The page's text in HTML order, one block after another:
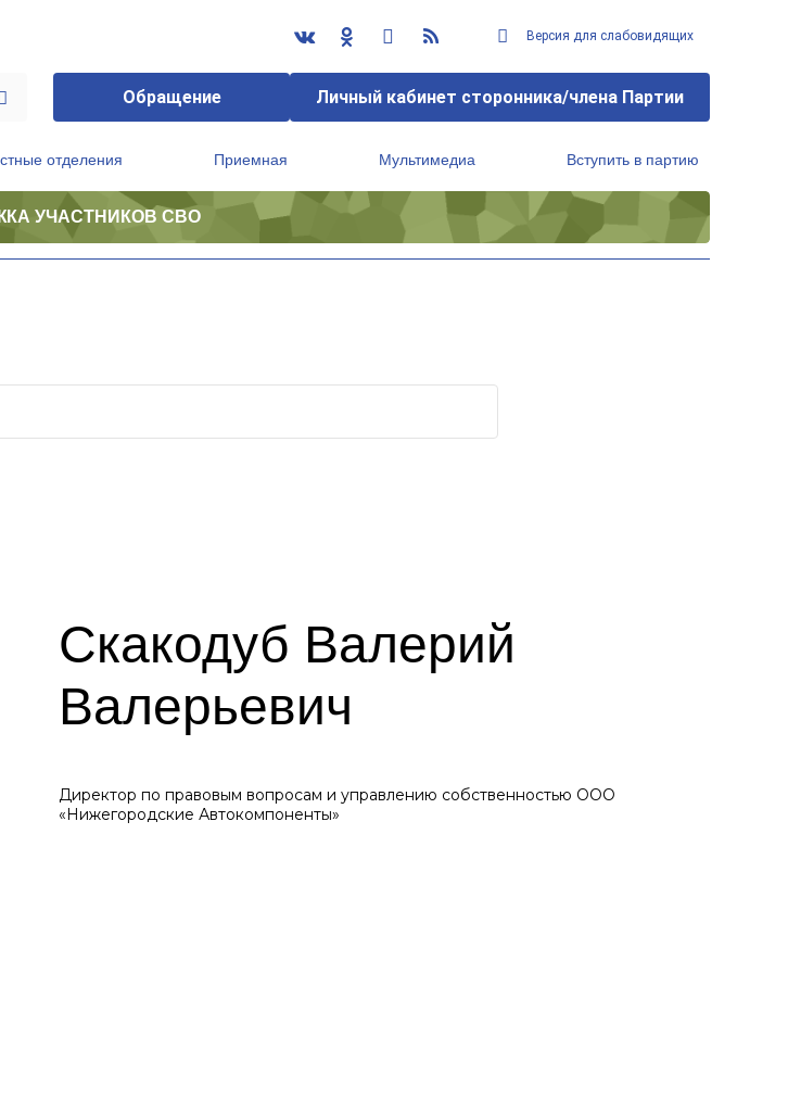
Версия для слабовидящих
Обращение Личный кабинет сторонника/члена Партии
отделения Приемная Мультимедиа Вступить в партию
УЧАСТНИКОВ СВО
Скакодуб Валерий
Валерьевич
Директор по правовым вопросам и управлению собственностью ООО
«Нижегородские Автокомпоненты»